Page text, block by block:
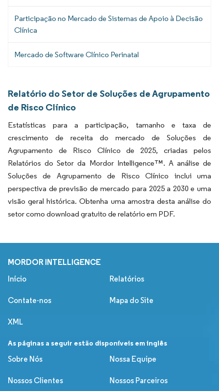
Participação no Mercado de Sistemas de Apoio à Decisão
Clínica
Mercado de Software Clínico Perinatal
Relatório do Setor de Soluções de Agrupamento
de Risco Clínico
Estatísticas para a participação, tamanho e taxa de
crescimento de receita do mercado de Soluções de
Agrupamento de Risco Clínico de 2025, criadas pelos
Relatórios do Setor da Mordor Intelligence™. A análise de
Soluções de Agrupamento de Risco Clínico inclui uma
perspectiva de previsão de mercado para 2025 a 2030 e uma
visão geral histórica. Obtenha uma amostra desta análise do
setor como download gratuito de relatório em PDF.
MORDOR INTELLIGENCE
Início Relatórios
Contate-nos Mapa do Site
XML
As páginas a seguir estão disponíveis em inglês
Sobre Nós
Nossa Equipe
Nossos Clientes Nossos Parceiros